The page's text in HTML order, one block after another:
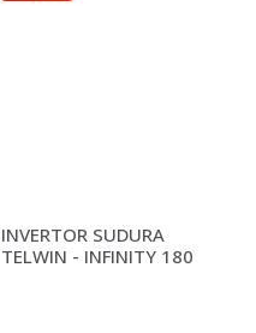
INVERTOR SUDURA
TELWIN - INFINITY 180